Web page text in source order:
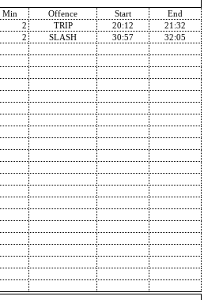
Min Offence Start
End
2 TRIP 20:12
21:32
2 SLASH 30:57
32:05